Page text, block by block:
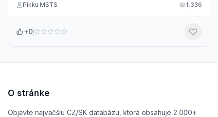
Pikku MSTS 1,336
+0
O stránke
Objavte najväčšiu CZ/SK databázu, ktorá obsahuje 2 000+